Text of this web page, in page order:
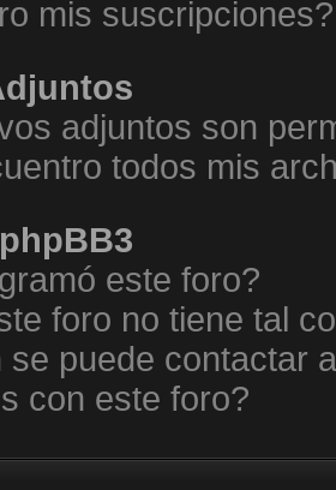
mis suscripciones?
adjuntos son
todos mis
este foro?
foro no tiene tal
se puede contactar
con este foro?